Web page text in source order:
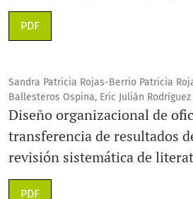
PDF
Sandra Patricia Rojas-Berrio Patricia
Ballesteros Ospina, Eric Julián
Diseño organizacional de
transferencia de resultados
revisión sistemática de
PDF